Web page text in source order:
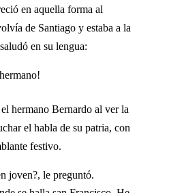
en aquella forma al
de Santiago y estaba a la
en su lengua:
hermano Bernardo al ver la
el habla de su patria, con
festivo.
joven?, le preguntó.